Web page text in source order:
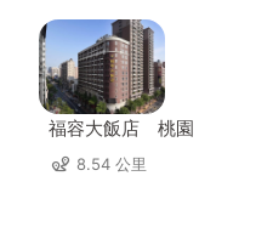
福容大飯店 桃園
8.54 公里